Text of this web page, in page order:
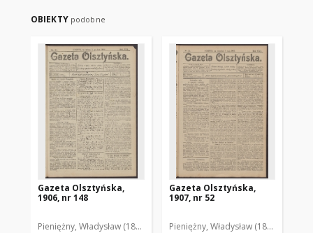
OBIEKTY podobne
Gazeta Olsztyńska,
1906, nr 148
Pieniężny, Władysław (1880–1940). Red.
Gazeta Olsztyńska,
1907, nr 52
Pieniężny, Władysław (1880–1940).